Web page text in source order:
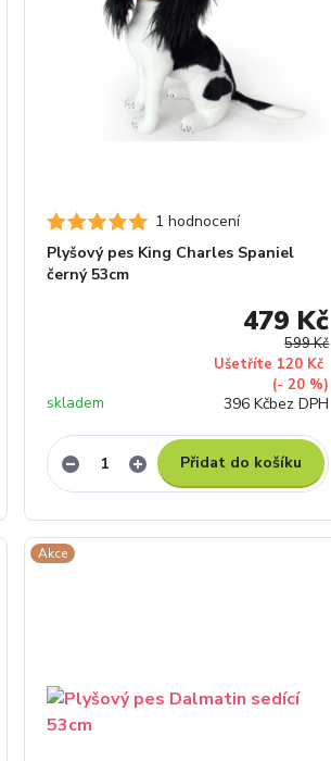
1 hodnocení
Plyšový pes King Charles Spaniel
černý 53cm
599 Kč
Ušetříte 120 Kč
(- 20 %)
479 Kč
396 Kčbez DPH
skladem
Přidat do košíku
Akce